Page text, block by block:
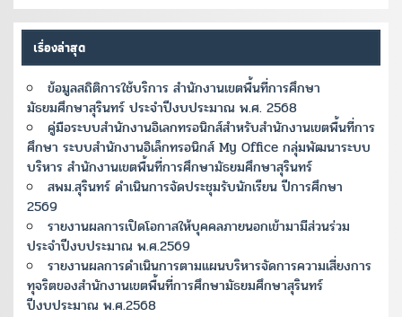
เรื่องล่าสุด
ข้อมูลสถิติการใช้บริการ สำนักงานเขตพื้นที่การศึกษา
มัธยมศึกษาสุรินทร์ ประจำปีงบประมาณ พ.ศ. 2568
คู่มือระบบสำนักงานอิเลกทรอนิกส์สำหรับสำนักงานเขตพื้นที่การ
ศึกษา ระบบสำนักงานอิเล็กทรอนิกส์ My Office กลุ่มพัฒนาระบบ
บริหาร สำนักงานเขตพื้นที่การศึกษามัธยมศึกษาสุรินทร์
สพม.สุรินทร์ ดำเนินการจัดประชุมรับนักเรียน ปีการศึกษา
2569
รายงานผลการเปิดโอกาสให้บุคคลภายนอกเข้ามามีส่วนร่วม
ประจำปีงบประมาณ พ.ศ.2569
รายงานผลการดำเนินการตามแผนบริหารจัดการความเสี่ยงการ
ทุจริตของสำนักงานเขตพื้นที่การศึกษามัธยมศึกษาสุรินทร์
ปีงบประมาณ พ.ศ.2568